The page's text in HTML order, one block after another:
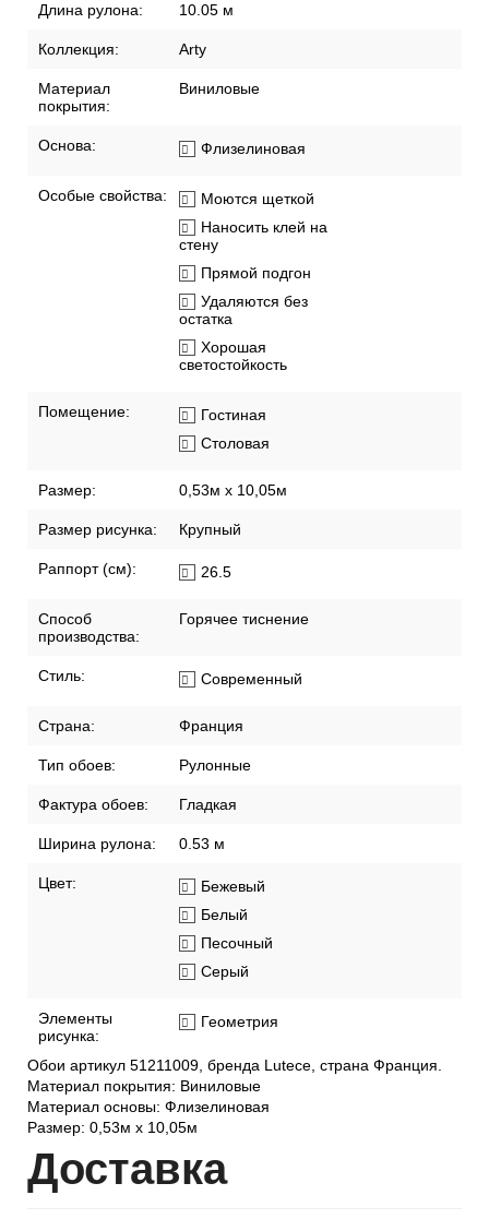
Длина рулона: 10.05 м
Коллекция: Arty
Материал
покрытия:
Виниловые
Основа: Флизелиновая
Особые свойства:
Моются щеткой
Наносить клей на
стену
Прямой подгон
Удаляются без
остатка
Хорошая
светостойкость
Помещение:
Гостиная
Столовая
Размер: 0,53м x 10,05м
Размер рисунка: Крупный
Раппорт (см): 26.5
Способ
производства:
Горячее тиснение
Стиль: Современный
Страна: Франция
Тип обоев: Рулонные
Фактура обоев: Гладкая
Ширина рулона: 0.53 м
Цвет:
Бежевый
Белый
Песочный
Серый
Элементы
рисунка:
Геометрия
Обои артикул 51211009, бренда Lutece, страна Франция.
Материал покрытия: Виниловые
Материал основы: Флизелиновая
Размер: 0,53м х 10,05м
Доставка